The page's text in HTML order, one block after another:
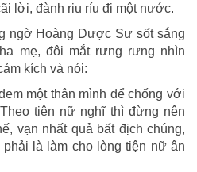
lời, đành riu ríu đi một nước.
ngờ Hoàng Dược Sư sốt sắng
mẹ, đôi mắt rưng rưng nhìn
kích và nói:
một thân mình để chống với
tiện nữ nghĩ thì đừng nên
vạn nhất quả bất địch chúng,
là làm cho lòng tiện nữ ân